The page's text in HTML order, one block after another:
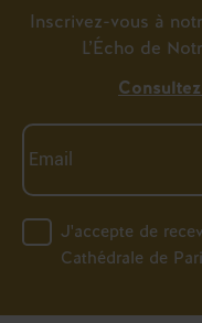
Inscrivez-vous à
L’Écho de
J'accepte de
Cathédrale de